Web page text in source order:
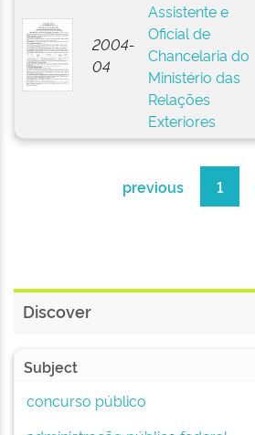
2004-
04
Assistente e
Oficial de
Chancelaria do
Ministério das
Relações
Exteriores
previous 1
Discover
Subject
concurso público